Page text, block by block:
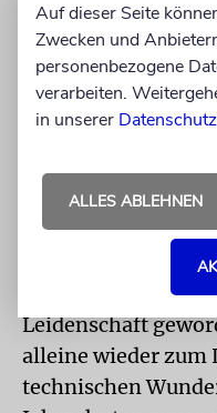
vertrieben.«
Jetzt will sie so
hat Angst, dass
endgültig verliert,
nicht bis zum
des Gebäudes ist
Mirek Charvát
Verfall nicht mehr
im Keller des
Leidenschaft
alleine wieder zum
technischen
Auf dieser Seite
Zwecken und
personenbezogene
verarbeiten.
in unserer
ALLES ABLEHNEN